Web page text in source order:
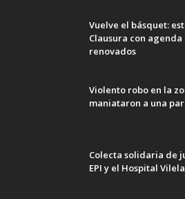
Vuelve el básquet:
Clausura con
renovados
Violento robo en la
maniataron a una
Colecta solidaria de
EPI y el Hospital Vilela